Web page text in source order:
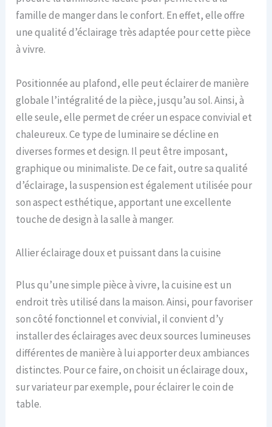
famille de manger dans le confort. En effet, elle offre
une qualité d’éclairage très adaptée pour cette pièce
à vivre.
Positionnée au plafond, elle peut éclairer de manière
globale l’intégralité de la pièce, jusqu’au sol. Ainsi, à
elle seule, elle permet de créer un espace convivial et
chaleureux. Ce type de luminaire se décline en
diverses formes et design. Il peut être imposant,
graphique ou minimaliste. De ce fait, outre sa qualité
d’éclairage, la suspension est également utilisée pour
son aspect esthétique, apportant une excellente
touche de design à la salle à manger.
Allier éclairage doux et puissant dans la cuisine
Plus qu’une simple pièce à vivre, la cuisine est un
endroit très utilisé dans la maison. Ainsi, pour favoriser
son côté fonctionnel et convivial, il convient d’y
installer des éclairages avec deux sources lumineuses
différentes de manière à lui apporter deux ambiances
distinctes. Pour ce faire, on choisit un éclairage doux,
sur variateur par exemple, pour éclairer le coin de
table.